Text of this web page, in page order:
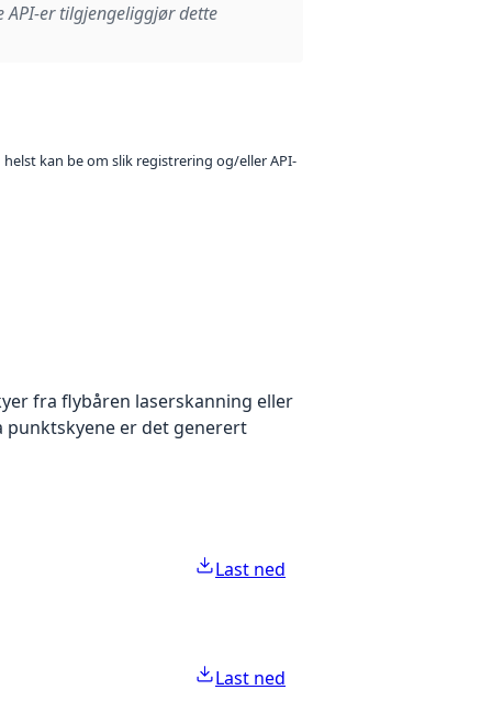
API-er tilgjengeliggjør dette
kan be om slik registrering og/eller API-
fra flybåren laserskanning eller
punktskyene er det generert
Last ned
Last ned